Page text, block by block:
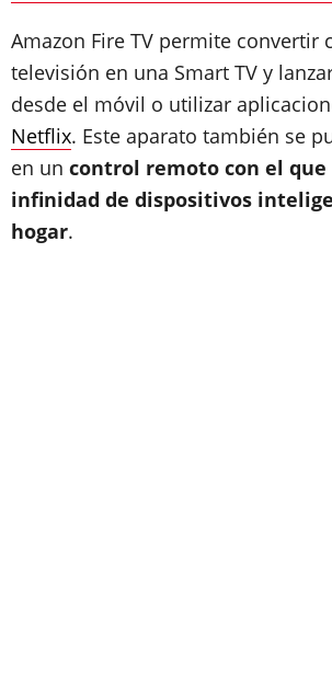
Amazon Fire TV permite convertir
televisión en una Smart TV y
desde el móvil o utilizar
Netflix. Este aparato también se
en un control remoto con el
infinidad de dispositivos
hogar.